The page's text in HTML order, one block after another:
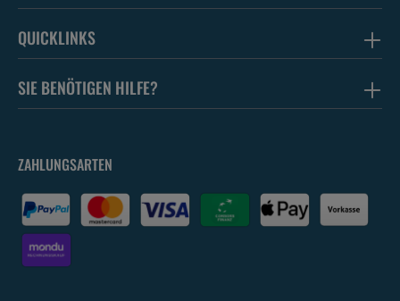
QUICKLINKS
SIE BENÖTIGEN HILFE?
ZAHLUNGSARTEN